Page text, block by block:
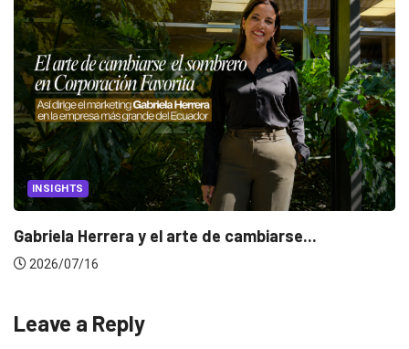
INSIGHTS
Gabriela Herrera y el arte de cambiarse...
2026/07/16
Leave a Reply